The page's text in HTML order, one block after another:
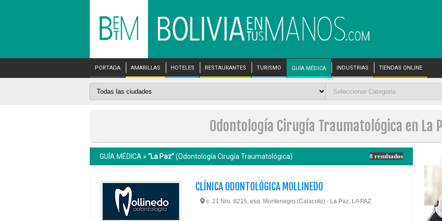
PORTADA AMARILLAS HOTELES RESTAURANTES TURISMO GUÍA MÉDICA INDUSTRIAS TIENDAS ONLINE
Odontología Cirugía Traumatológica en La
GUÍA MÉDICA » “La Paz”(Odontología Cirugía Traumatológica) 8 resultados
CLÍNICA ODONTOLÓGICA MOLLINEDO
c. 21 Nro. 8215, esq. Montenegro (Calacoto) - La Paz, LA PAZ